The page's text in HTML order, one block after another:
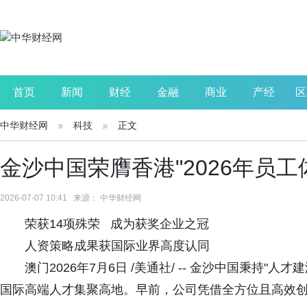
首页 新闻 财经 金融 商业 产经
公司 生活 读书
中华财经网 科技 正文
金沙中国荣膺香港"2026年员
2026-07-07 10:41 来源： 中华财经网
荣获14项殊荣 成为获奖企业之冠
人资策略成果获国际业界高度认同
澳门2026年7月6日 /美通社/ -- 金沙中国秉持"人才
国际高端人才集聚高地。早前，公司凭借全方位且高效